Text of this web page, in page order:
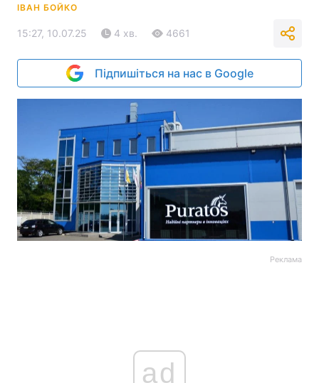
ІВАН БОЙКО
15:27, 10.07.25 4 хв. 4661
Підпишіться на нас в Google
Реклама
ad